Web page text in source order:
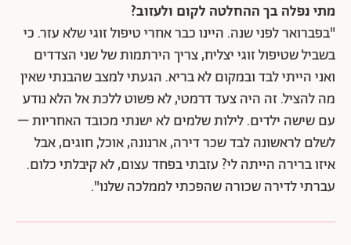
מתי נפלה בך ההחלטה לקום ולעזוב?
"בפברואר לפני שנה. היינו כבר אחרי טיפול זוגי שלא עזר. כי
בשביל שטיפול זוגי יצליח, צריך הירתמות של שני הצדדים
ואני הייתי לבד ובמקום לא בריא. הגעתי למצב שהבנתי שאין
מה להציל. זה היה צעד דרמטי, לא פשוט ללכת אל הלא נודע
עם שישה ילדים. לילות שלמים לא ישנתי מכובד האחריות –
לשלם לראשונה לבד שכר דירה, ארנונה, אוכל, חוגים, אבל
איזו ברירה הייתה לי? עזבתי בפחד עצום, לא קיבלתי כלום.
עברתי לדירה שכורה שהפכתי לממלכה שלנו".